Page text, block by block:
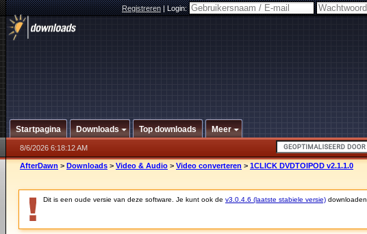
Registreren|Login:
Startpagina Downloads Top downloads Meer
8/6/2026 6:18:12 AM
AfterDawn > Downloads > Video & Audio > Video converteren > 1CLICK DVDTOIPOD v2.1.1.0
Dit is een oude versie van deze software. Je kunt ook de v3.0.4.6 (laatste stabiele versie) downloaden.